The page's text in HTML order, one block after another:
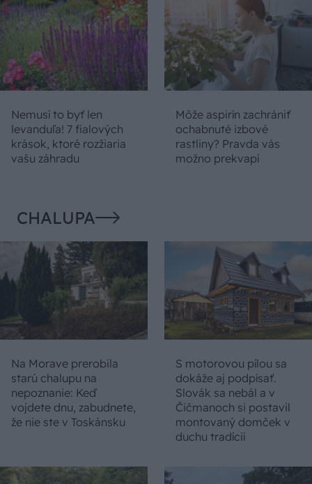
Nemusí to byť len
levanduľa! 7 fialových
krások, ktoré rozžiaria
vašu záhradu
Môže aspirín zachrániť
ochabnuté izbové
rastliny? Pravda vás
možno prekvapí
CHALUPA
Na Morave prerobila
starú chalupu na
nepoznanie: Keď
vojdete dnu, zabudnete,
že nie ste v Toskánsku
S motorovou pílou sa
dokáže aj podpísať.
Slovák sa nebál a v
Čičmanoch si postavil
montovaný domček v
duchu tradícií